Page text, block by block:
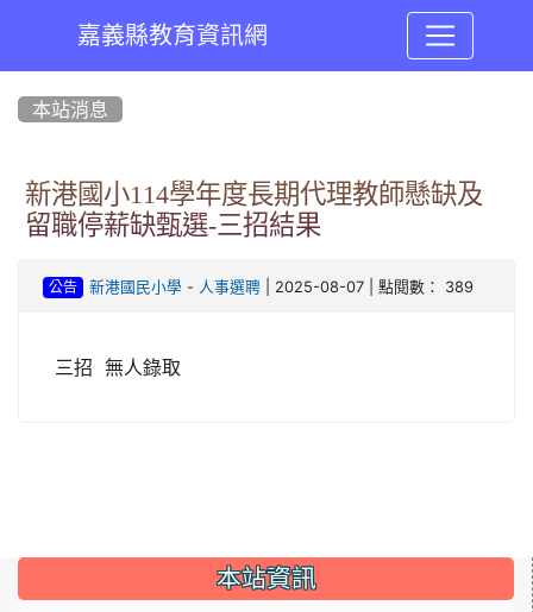
嘉義縣教育資訊網
本站消息
新港國小114學年度長期代理教師懸缺及
留職停薪缺甄選-三招結果
公告 新港國民小學- 人事選聘| 2025-08-07 | 點閱數： 389
三招 無人錄取
::: 本站資訊